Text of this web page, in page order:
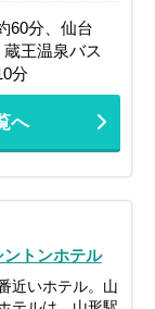
60分、仙台
王温泉バス
分
へ
トンホテル
近いホテル。山